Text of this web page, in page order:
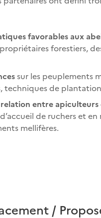
favorables aux
forestiers,
sur les peuplements
techniques de plantation
entre
de ruchers et
mellifères.
/